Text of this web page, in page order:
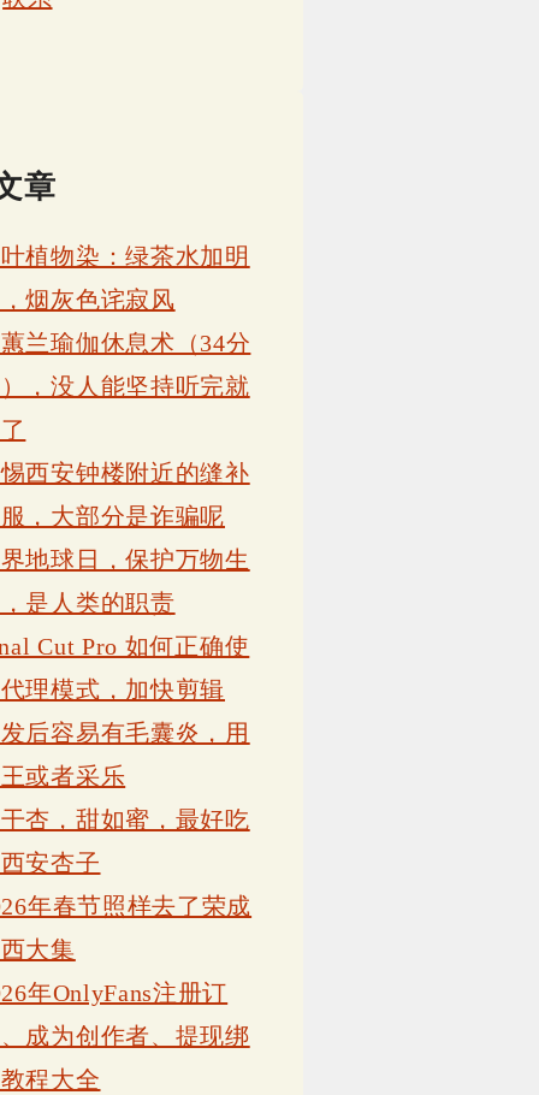
章
植物染：绿茶水加明
烟灰色诧寂风
兰瑜伽休息术（34分
，没人能坚持听完就
西安钟楼附近的缝补
，大部分是诈骗呢
地球日，保护万物生
是人类的职责
Cut Pro 如何正确使
理模式，加快剪辑
后容易有毛囊炎，用
或者采乐
杏，甜如蜜，最好吃
安杏子
年春节照样去了荣成
大集
年OnlyFans注册订
成为创作者、提现绑
程大全